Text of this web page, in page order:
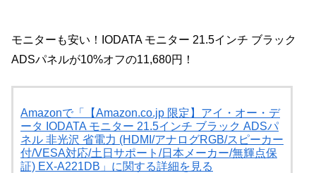
モニターも安い！IODATA モニター 21.5インチ ブラック
ADSパネルが10%オフの11,680円！
Amazonで「【Amazon.co.jp 限定】アイ・オー・デ
ータ IODATA モニター 21.5インチ ブラック ADSパ
ネル 非光沢 省電力 (HDMI/アナログRGB/スピーカー
付/VESA対応/土日サポート/日本メーカー/無輝点保
証) EX-A221DB」に関する詳細を見る